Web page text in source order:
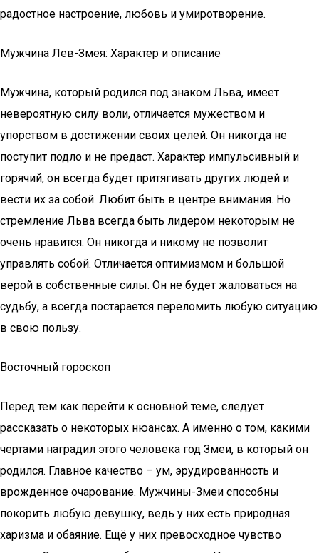
радостное настроение, любовь и умиротворение.
Мужчина Лев-Змея: Характер и описание
Мужчина, который родился под знаком Льва, имеет
невероятную силу воли, отличается мужеством и
упорством в достижении своих целей. Он никогда не
поступит подло и не предаст. Характер импульсивный и
горячий, он всегда будет притягивать других людей и
вести их за собой. Любит быть в центре внимания. Но
стремление Льва всегда быть лидером некоторым не
очень нравится. Он никогда и никому не позволит
управлять собой. Отличается оптимизмом и большой
верой в собственные силы. Он не будет жаловаться на
судьбу, а всегда постарается переломить любую ситуацию
в свою пользу.
Восточный гороскоп
Перед тем как перейти к основной теме, следует
рассказать о некоторых нюансах. А именно о том, какими
чертами наградил этого человека год Змеи, в который он
родился. Главное качество – ум, эрудированность и
врожденное очарование. Мужчины-Змеи способны
покорить любую девушку, ведь у них есть природная
харизма и обаяние. Ещё у них превосходное чувство